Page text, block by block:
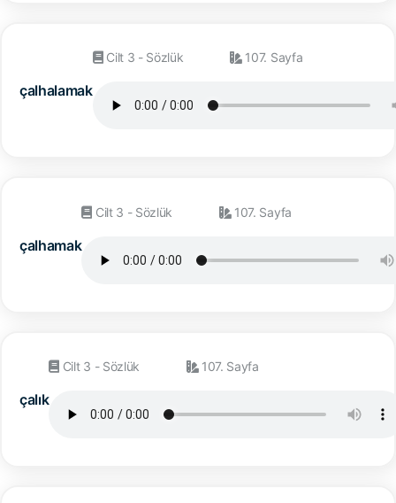
çalhalamak
Cilt 3 - Sözlük 107. Sayfa
çalhamak
Cilt 3 - Sözlük 107. Sayfa
çalık
Cilt 3 - Sözlük 107. Sayfa